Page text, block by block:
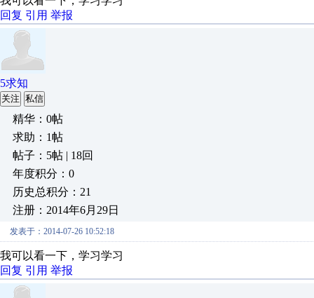
回复 引用 举报
5求知
关注 私信
精华：0帖
求助：1帖
帖子：5帖 | 18回
年度积分：0
历史总积分：21
注册：2014年6月29日
发表于：2014-07-26 10:52:18
我可以看一下，学习学习
回复 引用 举报